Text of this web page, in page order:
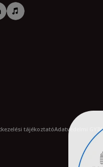
tájékoztatóAdatvédelmi GYIK